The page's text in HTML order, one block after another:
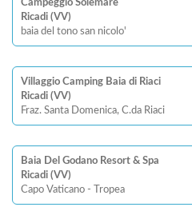
Campeggio Solemare
Ricadi (VV)
baia del tono san nicolo'
Villaggio Camping Baia di Riaci
Ricadi (VV)
Fraz. Santa Domenica, C.da Riaci
Baia Del Godano Resort & Spa
Ricadi (VV)
Capo Vaticano - Tropea